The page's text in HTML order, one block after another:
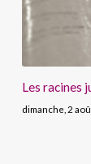
Les racines
dimanche, 2